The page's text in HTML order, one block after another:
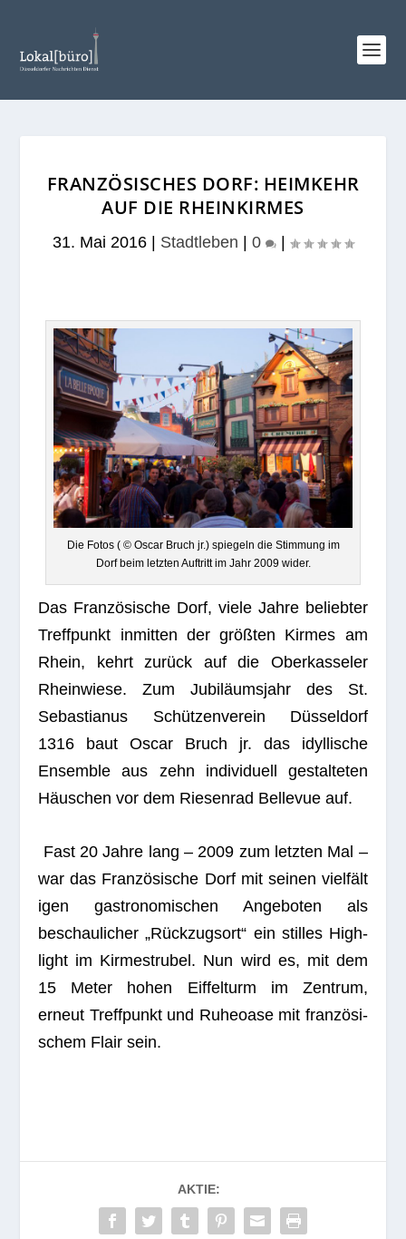
FRANZÖSISCHES DORF: HEIMKEHR
AUF DIE RHEINKIRMES
31. Mai 2016 Stadtleben 0
Die Fotos ( © Oscar Bruch jr.) spie­geln die Stim­mung im
Dorf beim letz­ten Auf­tritt im Jahr 2009 wider.
Das Fran­zö­si­sche Dorf, viele Jahre belieb­ter
Treff­punkt inmit­ten der größ­ten Kir­mes am
Rhein, kehrt zurück auf die Ober­kas­se­ler
Rhein­wiese. Zum Jubi­lä­ums­jahr des St.
Sebas­tia­nus Schüt­zen­ver­ein Düs­sel­dorf
1316 baut Oscar Bruch jr. das idyl­li­sche
Ensem­ble aus zehn indi­vi­du­ell gestal­te­ten
Häus­chen vor dem Rie­sen­rad Bel­le­vue auf.
Fast 20 Jahre lang – 2009 zum letz­ten Mal –
war das Fran­zö­si­sche Dorf mit sei­nen viel­fäl­t
i­gen gas­tro­no­mi­schen Ange­bo­ten als
beschau­li­cher „Rück­zugs­ort“ ein stil­les High­
light im Kir­me­stru­bel. Nun wird es, mit dem
15 Meter hohen Eif­fel­turm im Zen­trum,
erneut Treff­punkt und Ruhe­oase mit fran­zö­si­
schem Flair sein.
AKTIE: